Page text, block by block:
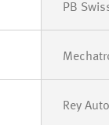
PB
Rey